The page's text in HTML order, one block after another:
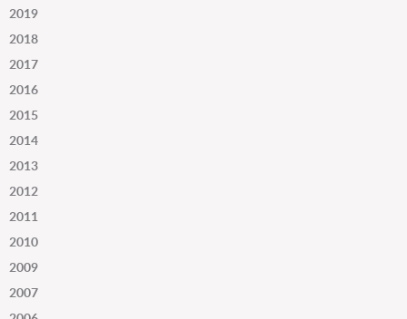
2019
2018
2017
2016
2015
2014
2013
2012
2011
2010
2009
2007